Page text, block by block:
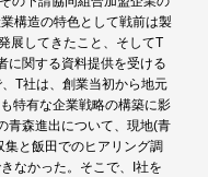
構造の特色として戦前は製
展してきたこと、そしてT
に関する資料提供を受ける
T社は、創業当初から地元
特有な企業戦略の構築に影
青森進出について、現地(青
と飯田でのヒアリング調
なかった。そこで、I社を